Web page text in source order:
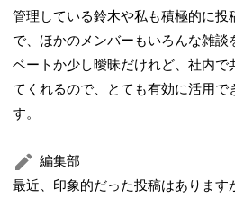
管理している鈴木や私も積極的に投
で、ほかのメンバーもいろんな雑談
ベートか少し曖昧だけれど、社内で
てくれるので、とても有効に活用で
す。
編集部
最近、印象的だった投稿はあります